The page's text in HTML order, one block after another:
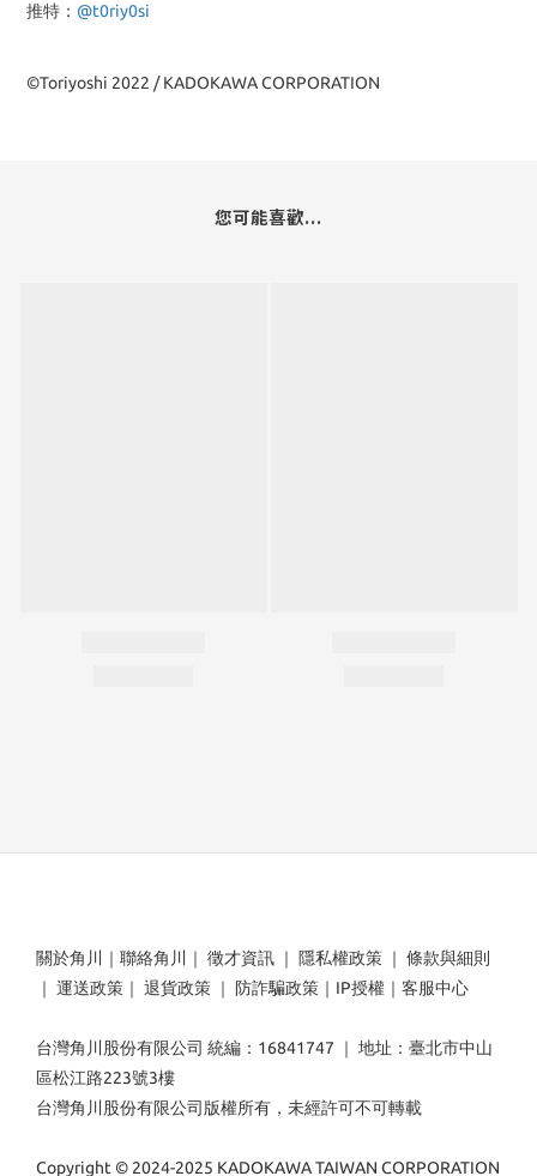
推特： @t0riy0si
©Toriyoshi 2022 / KADOKAWA CORPORATION
您可能喜歡...
關於角川 ｜ 聯絡角川 ｜ 徵才資訊 ｜ 隱私權政策 ｜ 條款與細則
｜ 運送政策 ｜ 退貨政策 ｜ 防詐騙政策 ｜ IP授權 ｜ 客服中心
台灣角川股份有限公司 統編：16841747 ｜ 地址：臺北市中山
區松江路223號3樓
台灣角川股份有限公司版權所有，未經許可不可轉載
Copyright © 2024-2025 KADOKAWA TAIWAN CORPORATION